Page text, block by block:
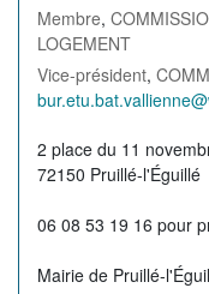
Membre,
LOGEMENT
Vice-président,
Courriel
l'élu(e)
Permanence
2 place du 11
72150 Pruillé-l'Éguillé
06 08 53 19 16 pour
Mairie de Pruillé-